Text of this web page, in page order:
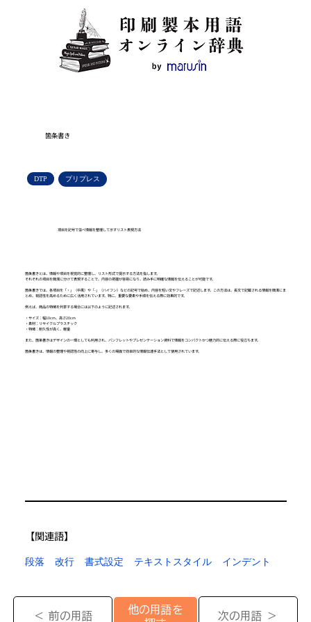
箇条書き
DTP プリプレス
項目を記号で並べ情報を整理して示すリスト表現方法
箇条書きとは、情報や項目を視覚的に整理し、リスト形式で提示する方法を指します。
それぞれの項目を簡潔に分けて表現することで、内容の把握が容易になり、読み手に明確な情報を伝えることが可能です。
箇条書きでは、各項目を「・」（中黒）や「-」（ハイフン）などの記号で始め、内容を短い文やフレーズで記述します。この方法は、長文で記載される情報を簡潔にま
とめ、視認性を高めるために広く活用されています。特に、重要な要素や手順を伝える際に効果的です。
例えば、商品の特徴を列挙する場合には以下のように記述されます。
・サイズ：幅10cm、高さ20cm
・素材：リサイクルプラスチック
・特徴：耐久性が高く、軽量
また、箇条書きはデザインの一環としても利用され、パンフレットやプレゼンテーション資料で情報をコンパクトかつ魅力的に伝える際に役立ちます。
箇条書きは、情報の整理や視認性の向上に寄与し、多くの場面で効率的な情報伝達手法として使用されています。
【​関連語】
段落 改行 書式設定 テキストスタイル インデント
＜ 前の用語
他の用語を
次の用語 ＞